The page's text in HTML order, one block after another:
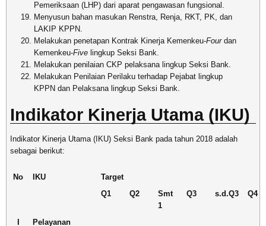
Pemeriksaan (LHP) dari aparat pengawasan fungsional.
Menyusun bahan masukan Renstra, Renja, RKT, PK, dan
LAKIP KPPN.
Melakukan penetapan Kontrak Kinerja Kemenkeu-Fourdan
Kemenkeu-Five lingkup Seksi Bank.
Melakukan penilaian CKP pelaksana lingkup Seksi Bank.
Melakukan Penilaian Perilaku terhadap Pejabat lingkup
KPPN dan Pelaksana lingkup Seksi Bank.
Indikator Kinerja Utama (IKU)
Indikator Kinerja Utama (IKU) Seksi Bank pada tahun 2018 adalah
sebagai berikut:
No IKU
Target
Q1
Q2
Smt
1
Q3 s.d.Q3 Q4
Pelayanan